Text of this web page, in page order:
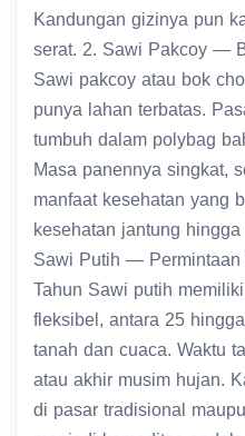
Kandungan gizinya pun
serat. 2. Sawi Pakcoy —
Sawi pakcoy atau bok
punya lahan terbatas.
tumbuh dalam polybag
Masa panennya singkat,
manfaat kesehatan yang
kesehatan jantung
Sawi Putih — Permintaan
Tahun Sawi putih
fleksibel, antara 25
tanah dan cuaca. Waktu
atau akhir musim hujan.
di pasar tradisional